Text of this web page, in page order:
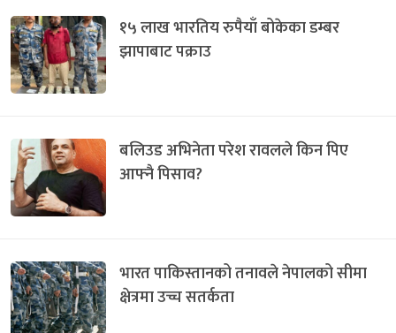
१५ लाख भारतिय रुपैयाँ बोकेका डम्बर
झापाबाट पक्राउ
बलिउड अभिनेता परेश रावलले किन पिए
आफ्नै पिसाव?
भारत पाकिस्तानको तनावले नेपालको सीमा
क्षेत्रमा उच्च सतर्कता